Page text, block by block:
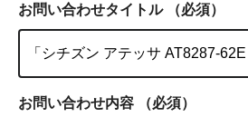
お問い合わせタイトル （必須）
お問い合わせ内容 （必須）